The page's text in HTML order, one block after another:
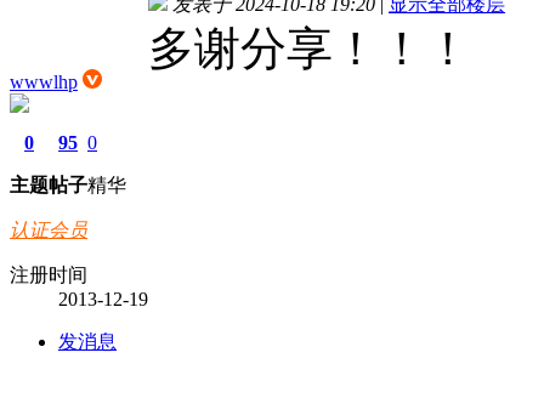
wwwlhp
0
主题
95
帖子
0
精华
认证会员
注册时间
2013-12-19
发消息
多谢分享！！！